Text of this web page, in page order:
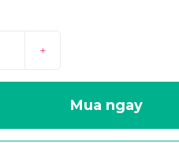
+
Mua ngay